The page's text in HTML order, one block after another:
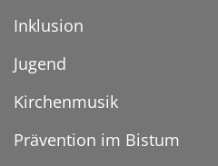
Inklusion
Jugend
Kirchenmusik
Prävention im Bistum